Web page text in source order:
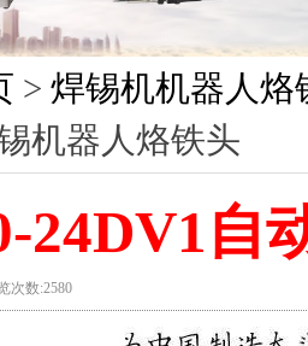
> 焊锡机机器人烙
机器人烙铁头
24DV1自
次数:2580